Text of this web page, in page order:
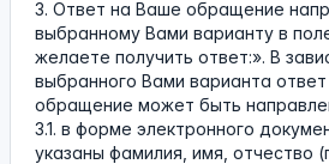
3. Ответ на Ваше обращение
выбранному Вами варианту в
желаете получить ответ:». В
выбранного Вами варианта
обращение может быть
3.1. в форме электронного
указаны фамилия, имя, отчество